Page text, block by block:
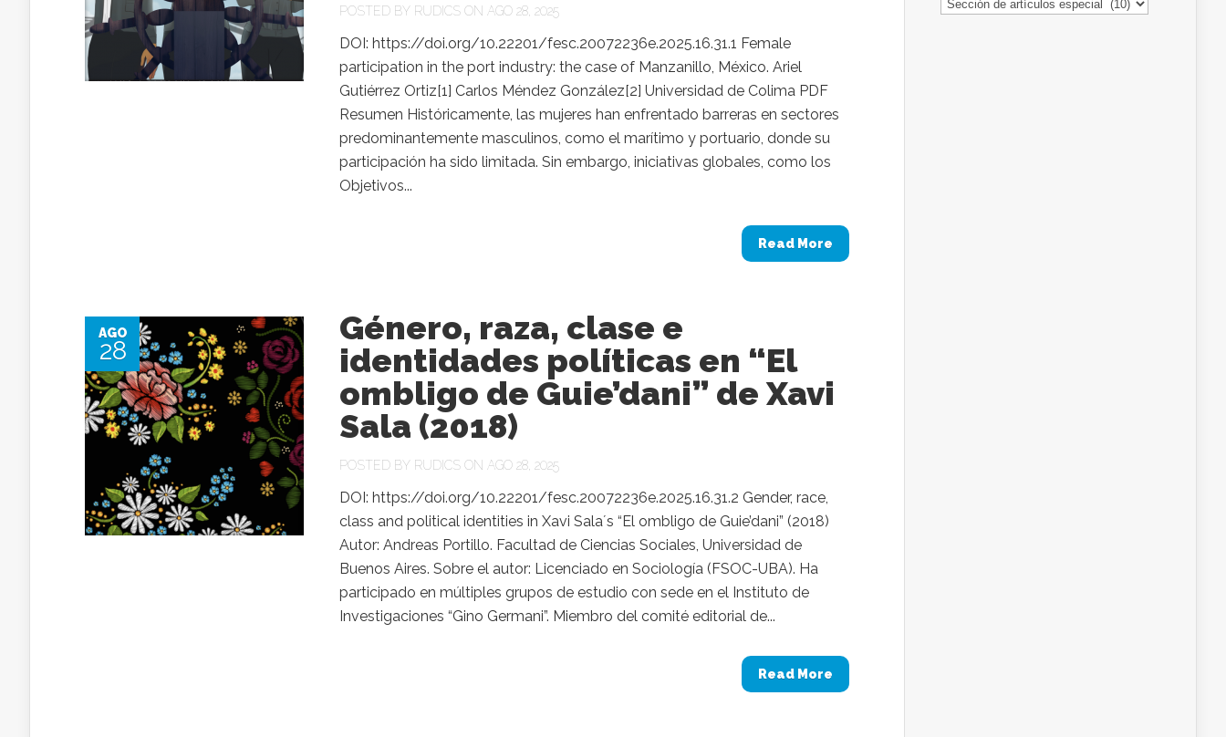
POSTED BY RUDICS ON AGO 28, 2025
DOI: https://doi.org/10.22201/fesc.20072236e.2025.16.31.1 Female
participation in the port industry: the case of Manzanillo, México. Ariel
Gutiérrez Ortiz[1] Carlos Méndez González[2] Universidad de Colima PDF
Resumen Históricamente, las mujeres han enfrentado barreras en sectores
predominantemente masculinos, como el marítimo y portuario, donde su
participación ha sido limitada. Sin embargo, iniciativas globales, como los
Objetivos...
Read More
AGO
28
Género, raza, clase e
identidades políticas en “El
ombligo de Guie’dani” de Xavi
Sala (2018)
POSTED BY RUDICS ON AGO 28, 2025
DOI: https://doi.org/10.22201/fesc.20072236e.2025.16.31.2 Gender, race,
class and political identities in Xavi Sala´s “El ombligo de Guie’dani” (2018)
Autor: Andreas Portillo. Facultad de Ciencias Sociales, Universidad de
Buenos Aires. Sobre el autor: Licenciado en Sociología (FSOC-UBA). Ha
participado en múltiples grupos de estudio con sede en el Instituto de
Investigaciones “Gino Germani”. Miembro del comité editorial de...
Read More